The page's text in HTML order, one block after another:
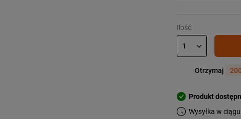
Ilość
Otrzymaj
Produkt
Wysyłka w